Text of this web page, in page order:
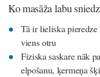
Ko masāža labu
Tā ir lieliska
viens otru
Fiziska saskare nāk
elpošanu, ķermeņa